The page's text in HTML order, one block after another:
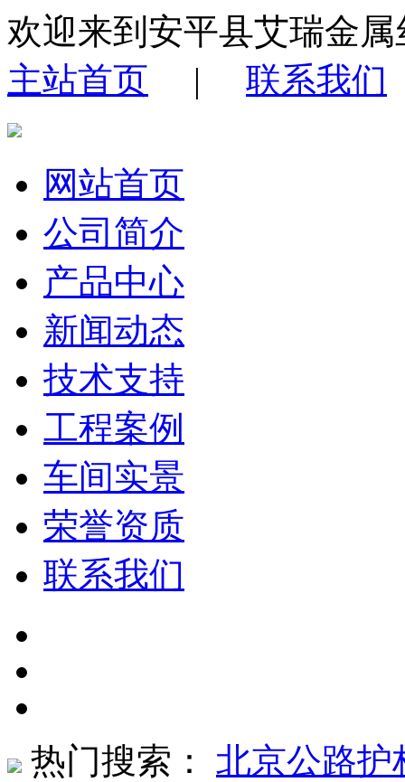
欢迎来到安平县艾瑞金
主站首页 | 联系我们
网站首页
公司简介
产品中心
新闻动态
技术支持
工程案例
车间实景
荣誉资质
联系我们
热门搜索： 北京公路护